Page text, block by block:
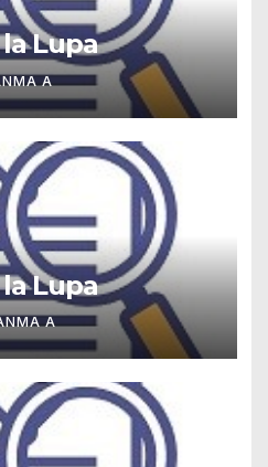
Lupa
A
Lupa
A